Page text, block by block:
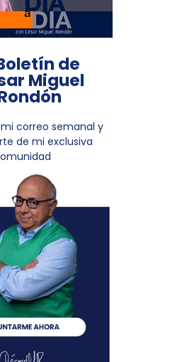
de
Miguel
correo semanal y
de mi exclusiva